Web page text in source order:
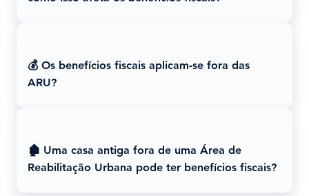
💰 Os benefícios fiscais aplicam-se fora das
ARU?
🏚️ Uma casa antiga fora de uma Área de
Reabilitação Urbana pode ter benefícios fiscais?